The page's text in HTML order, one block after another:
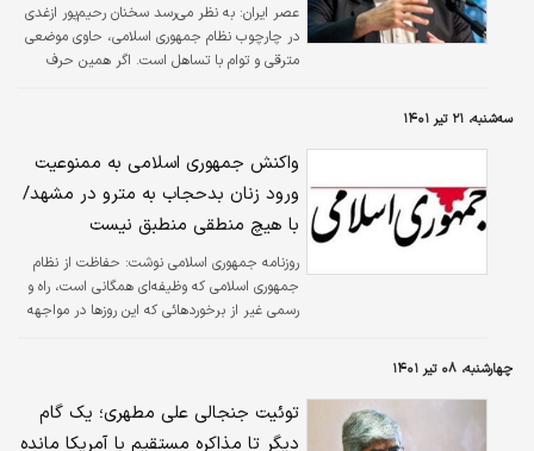
عصر ایران: به نظر می‌رسد سخنان رحیم‌پور ازغدی
در چارچوب نظام جمهوری اسلامی، حاوی موضعی
مترقی و توام با تساهل است. اگر همین حرف
سه‌شنبه، ۲۱ تیر ۱۴۰۱
واکنش جمهوری اسلامی به ممنوعیت
ورود زنان بدحجاب به مترو در مشهد/
با هیچ منطقی منطبق نیست
روزنامه جمهوری اسلامی نوشت: حفاظت از نظام
جمهوری اسلامی که وظیفه‌ای همگانی است، راه و
رسمی غیر از برخوردهائی که این روزها در مواجهه
چهارشنبه، ۰۸ تیر ۱۴۰۱
توئیت جنجالی علی مطهری؛ یک گام
دیگر تا مذاکره مستقیم با آمریکا مانده